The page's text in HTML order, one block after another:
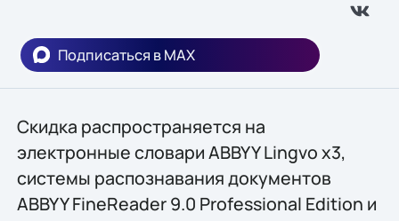
Подписаться в MAX
Скидка распространяется на
электронные словари ABBYY Lingvo x3,
системы распознавания документов
ABBYY FineReader 9.0 Professional Edition и